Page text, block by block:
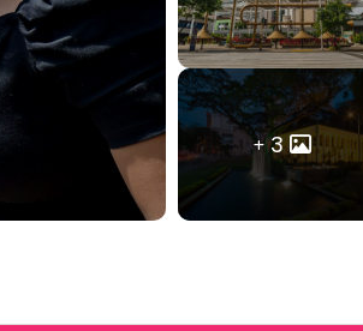
3